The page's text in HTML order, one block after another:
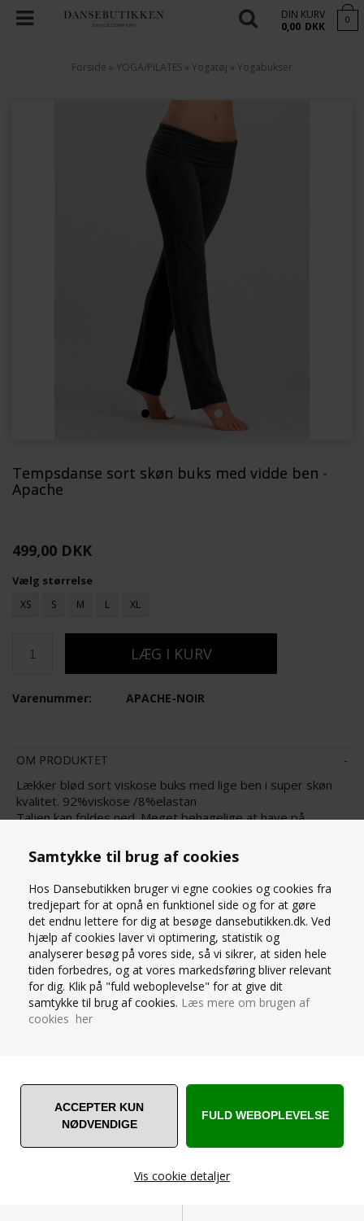
Samtykke til brug af cookies
Hos Dansebutikken bruger vi egne cookies og cookies fra
tredjepart for at opnå en funktionel side og for at gøre
det endnu lettere for dig at besøge dansebutikken.dk. Ved
hjælp af cookies laver vi optimering, statistik og
analyserer besøg på vores side, så vi sikrer, at siden hele
tiden forbedres, og at vores markedsføring bliver relevant
for dig. Klik på "fuld weboplevelse" for at give dit
samtykke til brug af cookies. Læs mere om brugen af
cookies her
Vis cookie detaljer
DIN KURV
0,00 DKK 0
Forside » YOGA/PILATES » Yogatøj » Yogabukser
Tempsdanse sort skøn buks med vidde ben -
Apache
499,00 DKK
Vælg størrelse
XS S M L XL
APACHE-NOIR
Varenummer:
OM PRODUKTET
Lækker blød sort viskose buks med lige ben i super skøn
kvalitet. 92%viskose /8%elastan
Taljen kan foldes ned. Meget behagelige at have på.
Til Pilates, yoga, dans, gymnastik, ballet eller fritid.
Modellen på billede nummer 2 bruger str. S.
STØRRELSESGUIDE
SPØRG OS